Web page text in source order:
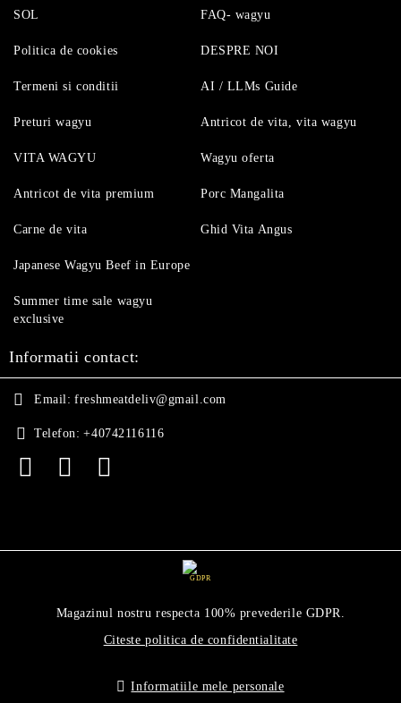
SOL
Politica de cookies
Termeni si conditii
FAQ- wagyu
DESPRE NOI
AI / LLMs Guide
Preturi wagyu
VITA WAGYU
Antricot de vita premium
Carne de vita
Antricot de vita, vita wagyu
Wagyu oferta
Porc Mangalita
Ghid Vita Angus
Japanese Wagyu Beef in Europe
Summer time sale wagyu
exclusive
Informatii contact:
Email: freshmeatdeliv@gmail.com
Telefon: +40742116116
GDPR
Magazinul nostru respecta 100% prevederile GDPR.
Citeste politica de confidentialitate
Informatiile mele personale